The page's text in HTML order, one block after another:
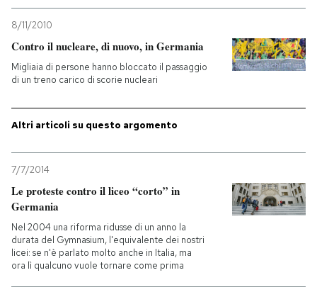
PODCAST
NEWSLETTER
I MIEI PREFERITI
CALENDARIO
8/11/2010
Contro il nucleare, di nuovo, in Germania
Migliaia di persone hanno bloccato il passaggio
di un treno carico di scorie nucleari
Altri articoli su questo argomento
7/7/2014
Le proteste contro il liceo “corto” in
Germania
Nel 2004 una riforma ridusse di un anno la
durata del Gymnasium, l'equivalente dei nostri
licei: se n'è parlato molto anche in Italia, ma
ora lì qualcuno vuole tornare come prima